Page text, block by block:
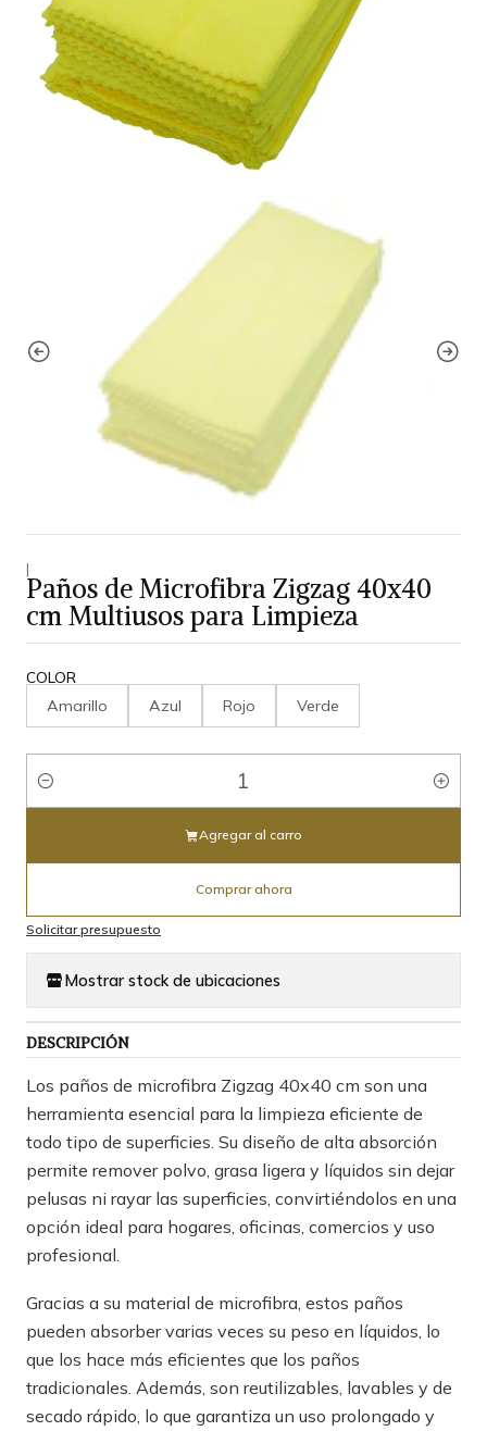
|
Paños de Microfibra Zigzag 40x40
cm Multiusos para Limpieza
COLOR
Amarillo Azul Rojo Verde
Cantidad
Agregar al carro
Comprar ahora
Solicitar presupuesto
Mostrar stock de ubicaciones
DESCRIPCIÓN
Los paños de microfibra Zigzag 40x40 cm son una
herramienta esencial para la limpieza eficiente de
todo tipo de superficies. Su diseño de alta absorción
permite remover polvo, grasa ligera y líquidos sin dejar
pelusas ni rayar las superficies, convirtiéndolos en una
opción ideal para hogares, oficinas, comercios y uso
profesional.
Gracias a su material de microfibra, estos paños
pueden absorber varias veces su peso en líquidos, lo
que los hace más eficientes que los paños
tradicionales. Además, son reutilizables, lavables y de
secado rápido, lo que garantiza un uso prolongado y